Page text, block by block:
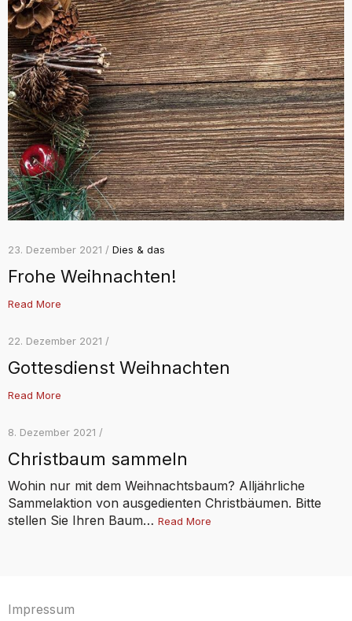
23. Dezember 2021 / Dies & das
Frohe Weihnachten!
Read More
22. Dezember 2021 /
Gottesdienst Weihnachten
Read More
8. Dezember 2021 /
Christbaum sammeln
Wohin nur mit dem Weihnachtsbaum? Alljährliche
Sammelaktion von ausgedienten Christbäumen. Bitte
stellen Sie Ihren Baum… Read More
Impressum